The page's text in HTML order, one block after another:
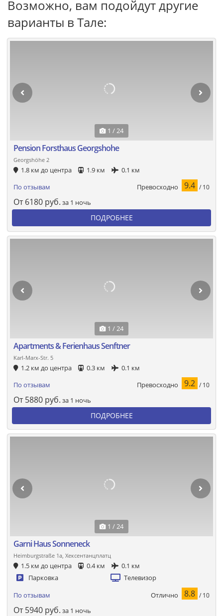
Возможно, вам подойдут другие
варианты в Тале:
1 / 24
Pension Forsthaus Georgshohe
Georgshöhe 2
1.8 км до центра 1.9 км
0.1 км
По отзывам
Превосходно 9.4 / 10
От 6180 руб. за 1 ночь
ПОДРОБНЕЕ
1 / 24
Apartments & Ferienhaus Senftner
Karl-Marx-Str. 5
1.2 км до центра 0.3 км
0.1 км
По отзывам
Превосходно 9.2 / 10
От 5880 руб. за 1 ночь
ПОДРОБНЕЕ
1 / 24
Garni Haus Sonneneck
Heimburgstraße 1a, Хексентанцплатц
1.5 км до центра 0.4 км
0.1 км
Парковка
Телевизор
По отзывам Отлично 8.8 / 10
От 5940 руб. за 1 ночь